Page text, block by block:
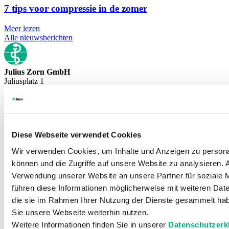
Diese Webseite verwendet Cookies
Wir verwenden Cookies, um Inhalte und Anzeigen zu
können und die Zugriffe auf unsere Website zu analysieren.
Verwendung unserer Website an unsere Partner für soziale
führen diese Informationen möglicherweise mit weiteren
die sie im Rahmen Ihrer Nutzung der Dienste gesammelt
Sie unsere Webseite weiterhin nutzen.
Weitere Informationen finden Sie in unserer
7 tips voor compressie in de zomer
Meer lezen
Alle nieuwsberichten
Julius Zorn GmbH
Juliusplatz 1
Germany
Bedrijf
Contact
Wetenswaardigheden
Kennis